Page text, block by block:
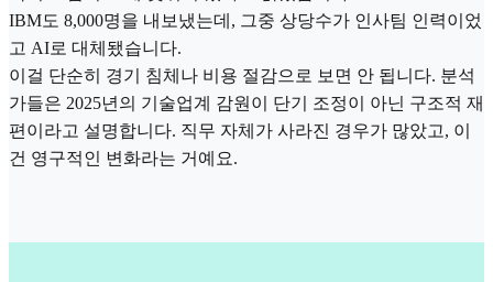
IBM도 8,000명을 내보냈는데, 그중 상당수가 인사팀 인력이었
고 AI로 대체됐습니다.
이걸 단순히 경기 침체나 비용 절감으로 보면 안 됩니다. 분석
가들은 2025년의 기술업계 감원이 단기 조정이 아닌 구조적 재
편이라고 설명합니다. 직무 자체가 사라진 경우가 많았고, 이
건 영구적인 변화라는 거예요.